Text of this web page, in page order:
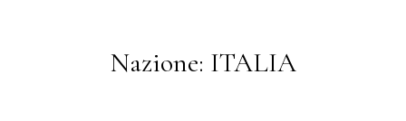
Nazione: ITALIA